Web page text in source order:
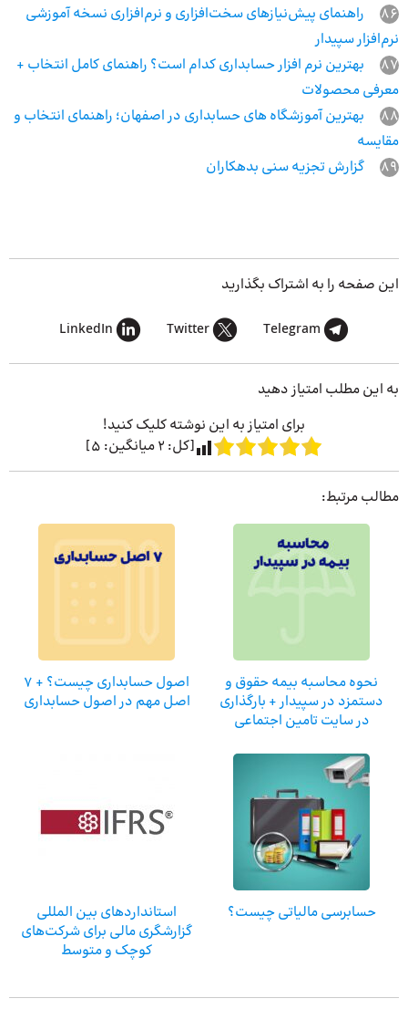
86
راهنمای پیش‌نیازهای سخت‌افزاری و نرم‌افزاری نسخه آموزشی
نرم‌افزار سپیدار
87
بهترین نرم افزار حسابداری کدام است؟ راهنمای کامل انتخاب +
معرفی محصولات
88
بهترین آموزشگاه‌ های حسابداری در اصفهان؛ راهنمای انتخاب و
مقایسه
89
گزارش تجزیه سنی بدهکاران
این صفحه را به اشتراک بگذارید
Telegram
Twitter
LinkedIn
به این مطلب امتیاز دهید
برای امتیاز به این نوشته کلیک کنید!
[کل: 2میانگین: 5
]
مطالب مرتبط:
نحوه محاسبه بیمه حقوق و
دستمزد در سپیدار + بارگذاری
در سایت تامین اجتماعی
اصول حسابداری چیست؟ + 7
اصل مهم در اصول حسابداری
حسابرسی مالیاتی چیست؟
استانداردهای بین المللی
گزارشگری مالی برای شرکت‌های
کوچک و متوسط